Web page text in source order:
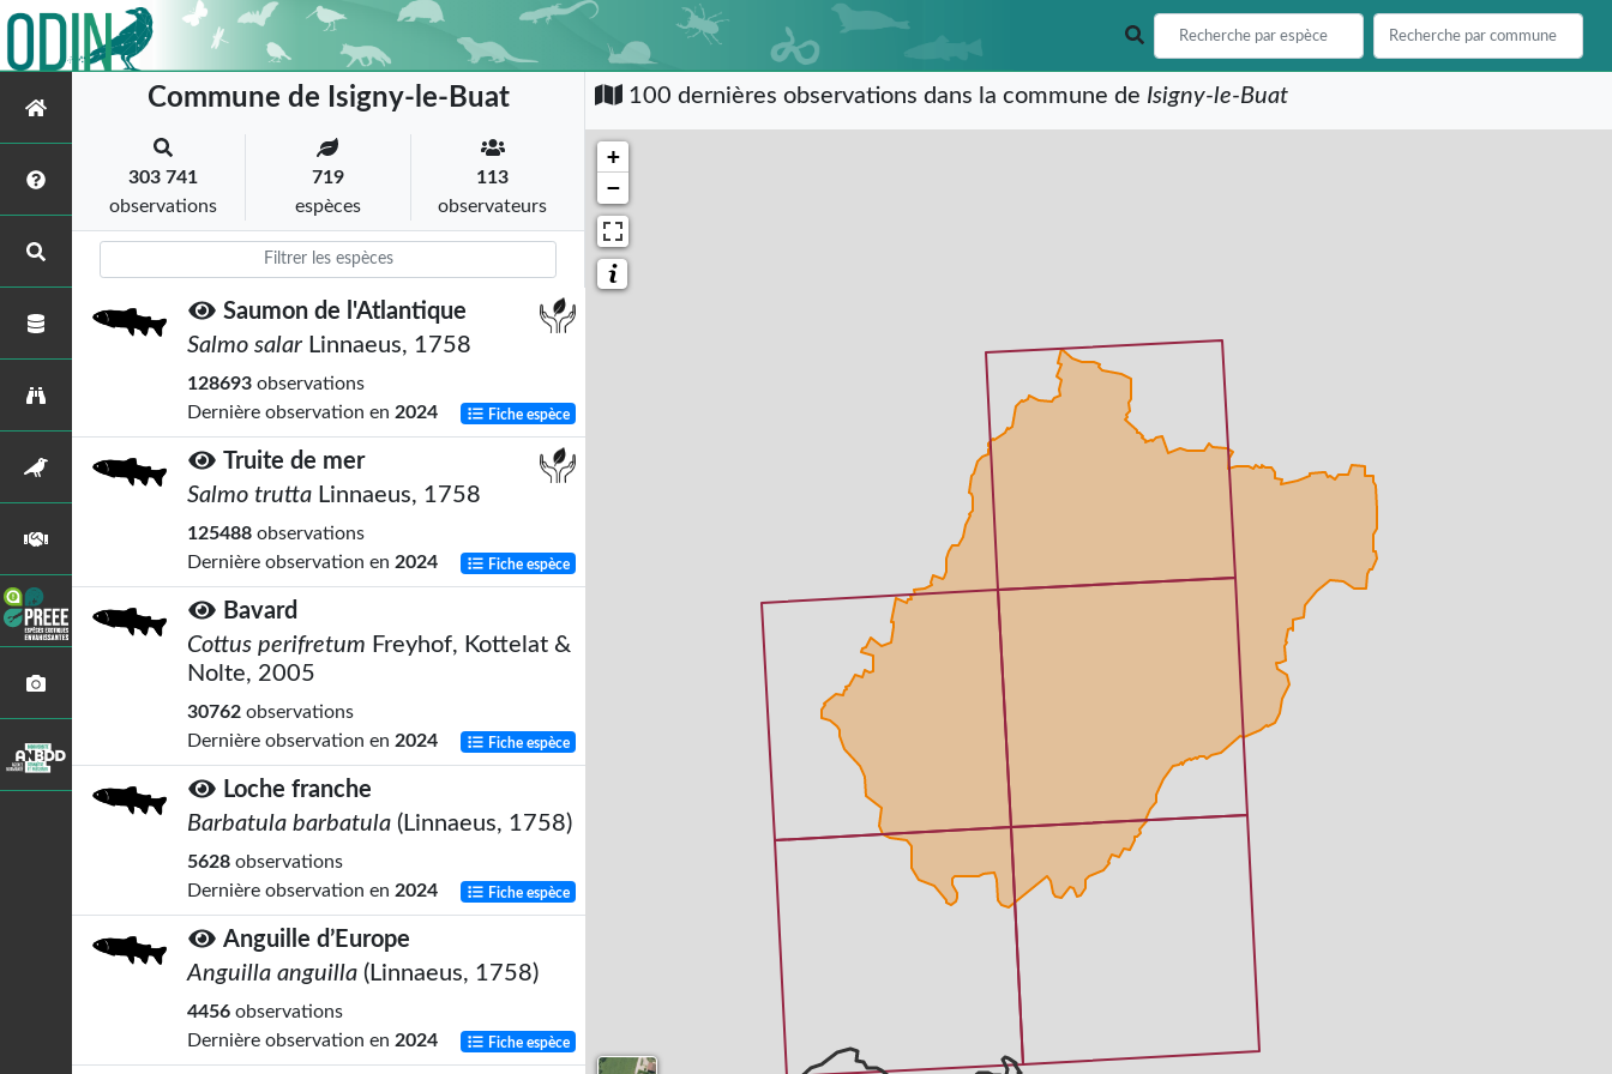
Commune de Isigny-le-Buat
303 741
observations
719
espèces
113
observateurs
Saumon de l'Atlantique
Salmo salar Linnaeus, 1758
128693 observations
Dernière observation en 2024 Fiche espèce
Truite de mer
Salmo trutta Linnaeus, 1758
125488 observations
Dernière observation en 2024 Fiche espèce
Bavard
Cottus perifretum Freyhof, Kottelat &
Nolte, 2005
30762 observations
Dernière observation en 2024 Fiche espèce
Loche franche
Barbatula barbatula (Linnaeus, 1758)
5628 observations
Dernière observation en 2024 Fiche espèce
Anguille d’Europe
Anguilla anguilla (Linnaeus, 1758)
4456 observations
Dernière observation en 2024 Fiche espèce
100 dernières observations dans la commune de Isigny-le-Buat
+
−